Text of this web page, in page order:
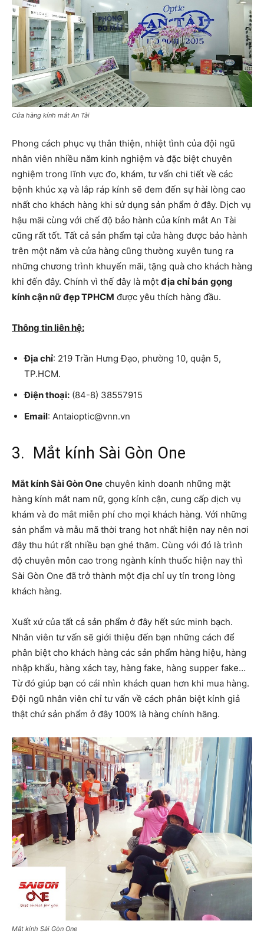
Cửa hàng kính mắt An Tài
Phong cách phục vụ thân thiện, nhiệt tình của đội ngũ
nhân viên nhiều năm kinh nghiệm và đặc biệt chuyên
nghiệm trong lĩnh vực đo, khám, tư vấn chi tiết về các
bệnh khúc xạ và lắp ráp kính sẽ đem đến sự hài lòng cao
nhất cho khách hàng khi sử dụng sản phẩm ở đây. Dịch vụ
hậu mãi cùng với chế độ bảo hành của kính mắt An Tài
cũng rất tốt. Tất cả sản phẩm tại cửa hàng được bảo hành
trên một năm và cửa hàng cũng thường xuyên tung ra
những chương trình khuyến mãi, tặng quà cho khách hàng
khi đến đây. Chính vì thế đây là một địa chỉ bán gọng
kính cận nữ đẹp TPHCM được yêu thích hàng đầu.
Thông tin liên hệ:
Địa chỉ: 219 Trần Hưng Đạo, phường 10, quận 5,
TP.HCM.
Điện thoại: (84-8) 38557915
Email: Antaioptic@vnn.vn
3. Mắt kính Sài Gòn One
Mắt kính Sài Gòn One chuyên kinh doanh những mặt
hàng kính mắt nam nữ, gọng kính cận, cung cấp dịch vụ
khám và đo mắt miễn phí cho mọi khách hàng. Với những
sản phẩm và mẫu mã thời trang hot nhất hiện nay nên nơi
đây thu hút rất nhiều bạn ghé thăm. Cùng với đó là trình
độ chuyên môn cao trong ngành kính thuốc hiện nay thì
Sài Gòn One đã trở thành một địa chỉ uy tín trong lòng
khách hàng.
Xuất xứ của tất cả sản phẩm ở đây hết sức minh bạch.
Nhân viên tư vấn sẽ giới thiệu đến bạn những cách để
phân biệt cho khách hàng các sản phẩm hàng hiệu, hàng
nhập khẩu, hàng xách tay, hàng fake, hàng supper fake…
Từ đó giúp bạn có cái nhìn khách quan hơn khi mua hàng.
Đội ngũ nhân viên chỉ tư vấn về cách phân biệt kính giả
thật chứ sản phẩm ở đây 100% là hàng chính hãng.
Mắt kính Sài Gòn One